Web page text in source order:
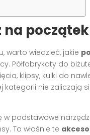
na
warto wiedzieć, jakie
Półfabrykaty do
klipsy, kulki do
kategorii nie zaliczają
podstawowe
To właśnie te